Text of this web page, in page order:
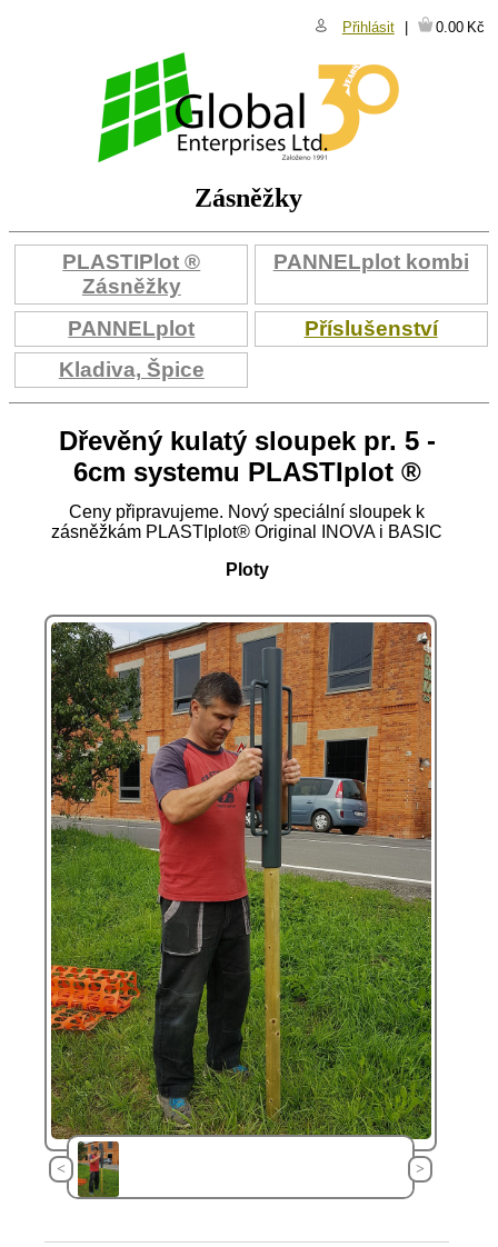
Přihlásit 0.00 Kč
Zásněžky
PLASTIPlot ®
Zásněžky
PANNELplot kombi
PANNELplot
Příslušenství
Kladiva, Špice
Dřevěný kulatý sloupek pr. 5 -
6cm systemu PLASTIplot ®
Ceny připravujeme. Nový speciální sloupek k
zásněžkám PLASTIplot® Original INOVA i BASIC
Ploty
< >